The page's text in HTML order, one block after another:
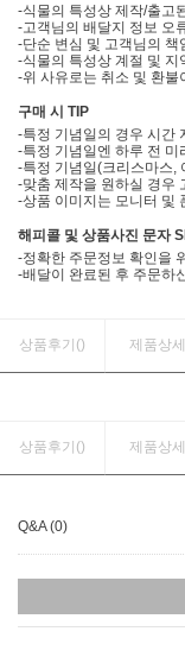
-식물의 특성상 제작/출고
-고객님의 배달지 정보 오
-단순 변심 및 고객님의 책
-식물의 특성상 계절 및 지
-위 사유로는 취소 및 환불
구매 시 TIP
-특정 기념일의 경우 시간
-특정 기념일엔 하루 전 미
-특정 기념일(크리스마스,
-맞춤 제작을 원하실 경우
-상품 이미지는 모니터 및
해피콜 및 상품사진 문자
-정확한 주문정보 확인을
-배달이 완료된 후 주문하
상품후기() 제품상세
상품후기() 제품상세
Q&A (0)